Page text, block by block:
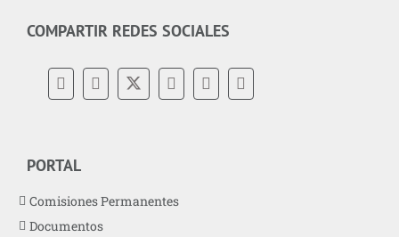
COMPARTIR REDES SOCIALES
PORTAL
Comisiones Permanentes
Documentos